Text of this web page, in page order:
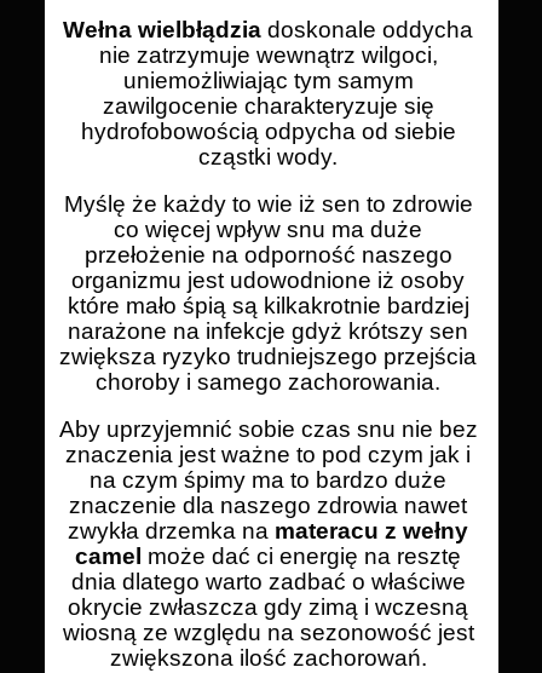
Wełna wielbłądzia doskonale oddycha
nie zatrzymuje wewnątrz wilgoci,
uniemożliwiając tym samym
zawilgocenie charakteryzuje się
hydrofobowością odpycha od siebie
cząstki wody.
Myślę że każdy to wie iż sen to zdrowie
co więcej wpływ snu ma duże
przełożenie na odporność naszego
organizmu jest udowodnione iż osoby
które mało śpią są kilkakrotnie bardziej
narażone na infekcje gdyż krótszy sen
zwiększa ryzyko trudniejszego przejścia
choroby i samego zachorowania.
Aby uprzyjemnić sobie czas snu nie bez
znaczenia jest ważne to pod czym jak i
na czym śpimy ma to bardzo duże
znaczenie dla naszego zdrowia nawet
zwykła drzemka na materacu z wełny
camel może dać ci energię na resztę
dnia dlatego warto zadbać o właściwe
okrycie zwłaszcza gdy zimą i wczesną
wiosną ze względu na sezonowość jest
zwiększona ilość zachorowań.